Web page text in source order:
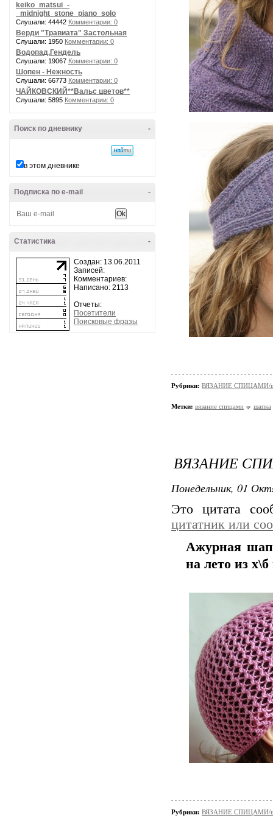
keiko_matsui_-
_midnight_stone_piano_solo
Слушали: 44442 Комментарии: 0
Верди "Травиата" Застольная
Слушали: 1950 Комментарии: 0
Водопад.Гендель
Слушали: 19067 Комментарии: 0
Шопен - Нежность
Слушали: 66773 Комментарии: 0
ЧАЙКОВСКИЙ**Вальс цветов**
Слушали: 5895 Комментарии: 0
-
Поиск по дневнику
в этом дневнике
-
Подписка по e-mail
-
Статистика
Создан: 13.06.2011
Записей:
Комментариев:
Написано: 2113
Отчеты:
Посетители
Поисковые фразы
Рубрики: ВЯЗАНИЕ СПИЦАМИ/
Метки: вязание спицами шапка
ВЯЗАНИЕ
Понедельник, 01
Это цитата
цитатник или
Ажурная
на лето из
Рубрики: ВЯЗАНИЕ СПИЦАМИ/